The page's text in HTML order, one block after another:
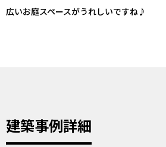
広いお庭スペースがうれしいですね♪
建築事例詳細